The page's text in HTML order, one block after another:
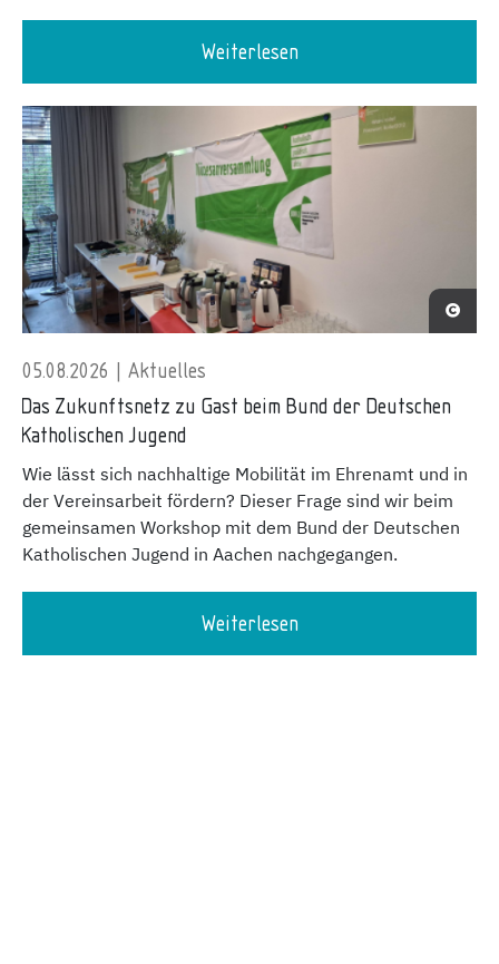
Weiterlesen
05.08.2026 | Aktuelles
Das Zukunftsnetz zu Gast beim Bund der Deutschen
Katholischen Jugend
Wie lässt sich nachhaltige Mobilität im Ehrenamt und in
der Vereinsarbeit fördern? Dieser Frage sind wir beim
gemeinsamen Workshop mit dem Bund der Deutschen
Katholischen Jugend in Aachen nachgegangen.
Weiterlesen